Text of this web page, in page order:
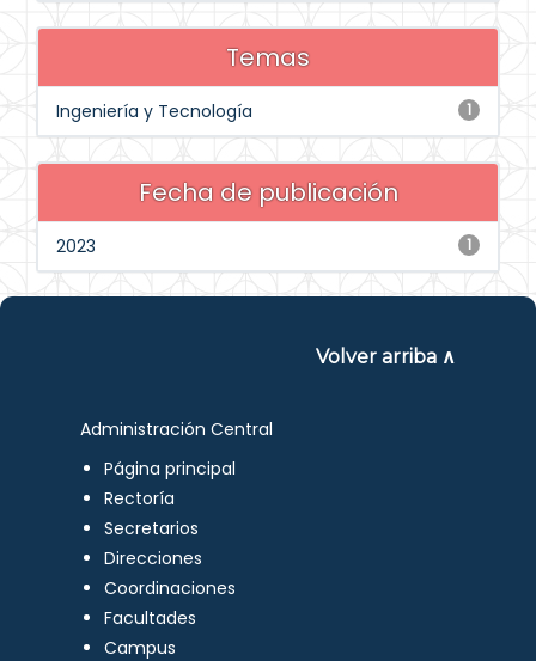
Temas
1
Ingeniería y Tecnología
Fecha de publicación
1
2023
Volver arriba ∧
Administración Central
Página principal
Rectoría
Secretarios
Direcciones
Coordinaciones
Facultades
Campus